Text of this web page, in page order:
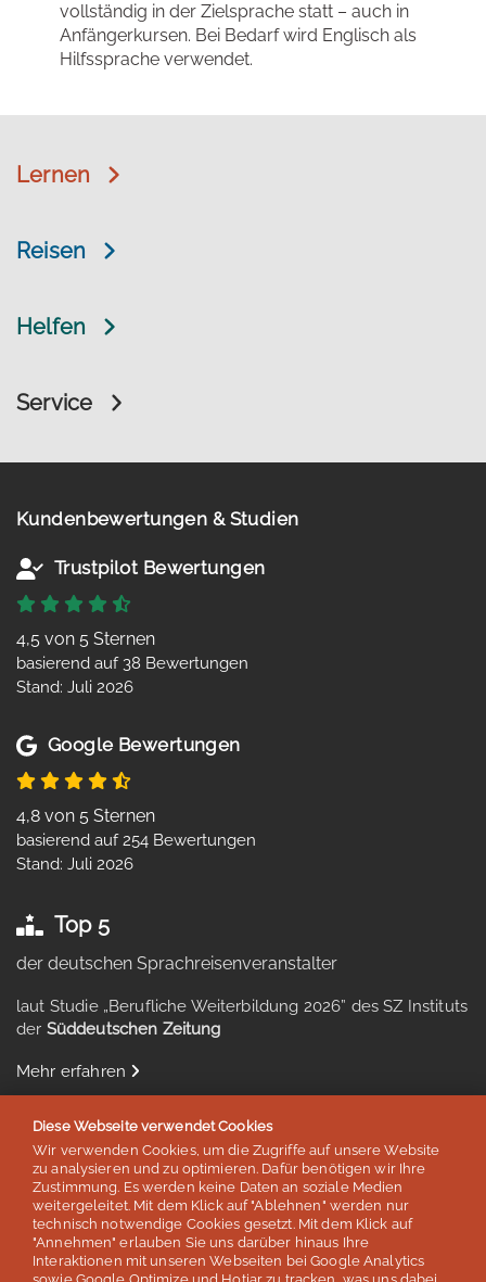
vollständig in der Zielsprache statt – auch in
Anfängerkursen. Bei Bedarf wird Englisch als
Hilfssprache verwendet.
Lernen
Reisen
Helfen
Service
Kundenbewertungen & Studien
Trustpilot Bewertungen
4,5 von 5 Sternen
basierend auf 38 Bewertungen
Stand: Juli 2026
Google Bewertungen
4,8 von 5 Sternen
basierend auf 254 Bewertungen
Stand: Juli 2026
Top 5
der deutschen Sprachreisenveranstalter
laut Studie „Berufliche Weiterbildung 2026” des SZ Instituts
der Süddeutschen Zeitung
Mehr erfahren
Auszeichnungen & Mitgliedschaften
Diese Webseite verwendet Cookies
Wir verwenden Cookies, um die Zugriffe auf unsere Website
zu analysieren und zu optimieren. Dafür benötigen wir Ihre
Zustimmung. Es werden keine Daten an soziale Medien
weitergeleitet. Mit dem Klick auf "Ablehnen" werden nur
technisch notwendige Cookies gesetzt. Mit dem Klick auf
"Annehmen" erlauben Sie uns darüber hinaus Ihre
Interaktionen mit unseren Webseiten bei Google Analytics